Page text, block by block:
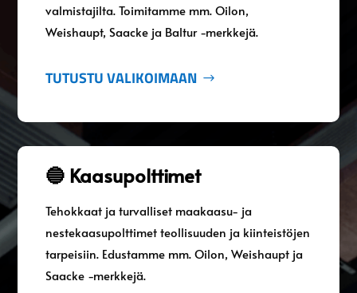
valmistajilta. Toimitamme mm. Oilon,
Weishaupt, Saacke ja Baltur -merkkejä.
TUTUSTU VALIKOIMAAN
🔵 Kaasupolttimet
Tehokkaat ja turvalliset maakaasu- ja
nestekaasupolttimet teollisuuden ja kiinteistöjen
tarpeisiin. Edustamme mm. Oilon, Weishaupt ja
Saacke -merkkejä.